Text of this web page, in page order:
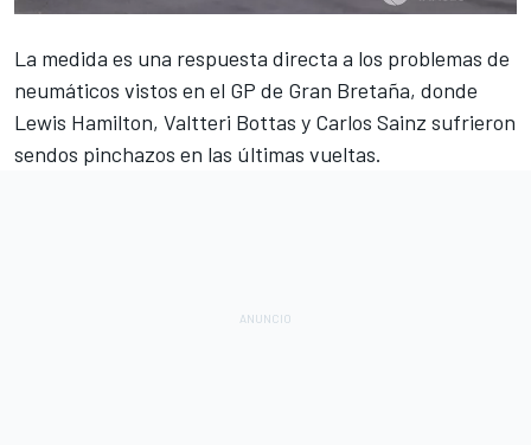
La medida es una respuesta directa a los problemas de
neumáticos vistos en el GP de Gran Bretaña, donde
Lewis Hamilton, Valtteri Bottas y Carlos Sainz sufrieron
sendos pinchazos en las últimas vueltas.